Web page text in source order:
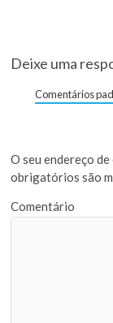
Deixe uma
Comentários
O seu endereço
obrigatórios são
Comentário